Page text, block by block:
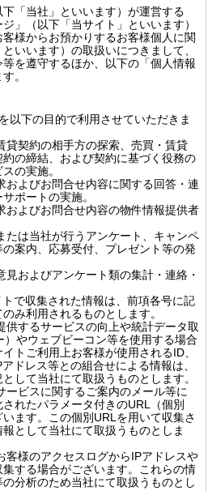
「当社」といいます）が運営する
」（以下「当サイト」といいます）
様からお預かりするお客様個人に関
いいます）の取扱いにつきまして、
を遵守するほか、以下の「個人情報
。
以下の目的で利用させていただきま
貸契約の相手方の探索、売買・賃貸
の締結、および契約に基づく役務の
の実施。
およびお問合せ内容に関する回答・連
ポートの実施。
およびお問合せ内容の物件情報提供者
たは当社が行うアンケート、キャンペ
案内、応募受付、プレゼント等の発
およびアンケート類の集計・連絡・
で収集された情報は、前項各号に記
み利用されるものとします。
するサービスの向上や統計データ取
やウェブビーコン等を使用する場合
トご利用上お客様が使用されるID、
ドレス等との組合せによる情報は、
して当社にて取扱うものとします。
ビスに関するご案内のメール等に
れたパラメータ付きのURL（個別
ます。この個別URLを用いて収集さ
として当社にて取扱うものとしま
客様のアクセスログからIPアドレスや
する場合がございます。これらの情
分析のため当社にて取扱うものとし